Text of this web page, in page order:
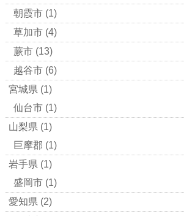
朝霞市 (1)
草加市 (4)
蕨市 (13)
越谷市 (6)
宮城県 (1)
仙台市 (1)
山梨県 (1)
巨摩郡 (1)
岩手県 (1)
盛岡市 (1)
愛知県 (2)